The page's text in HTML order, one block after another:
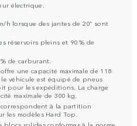
électrique.
h lorsque des jantes de 20” sont
réservoirs pleins et 90 % de
de carburant.
une capacité maximale de 118
véhicule est équipé de pneus
pour les expéditions. La charge
maximale de 300 kg.
à la partition
les modèles Hard Top.
blocs solides conformes à la norme